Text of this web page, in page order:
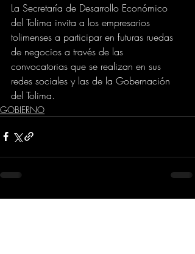
La Secretaría de Desarrollo Económico
del Tolima invita a los empresarios
tolimenses a participar en futuras ruedas
de negocios a través de las
convocatorias que se realizan en sus
redes sociales y las de la Gobernación
del Tolima.
GOBIERNO